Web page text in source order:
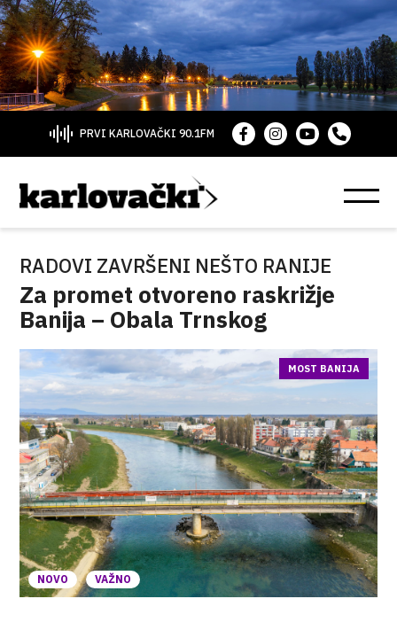
PRVI KARLOVAČKI 90.1FM
RADOVI ZAVRŠENI NEŠTO RANIJE
Za promet otvoreno raskrižje
Banija – Obala Trnskog
NOVO VAŽNO
MOST BANIJA